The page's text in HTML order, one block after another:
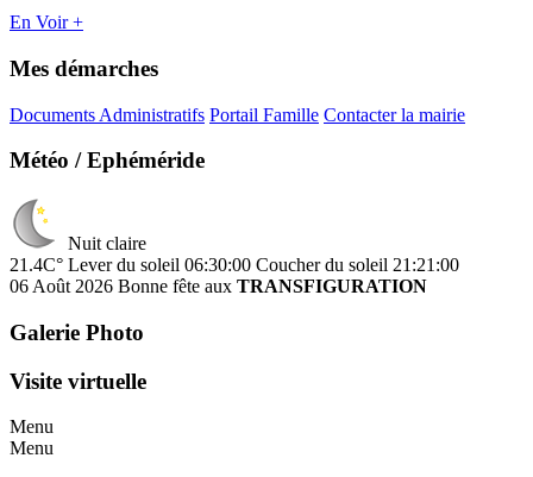
En Voir +
Mes démarches
Documents Administratifs Portail Famille Contacter la mairie
Météo / Ephéméride
Nuit claire
21.4C° Lever du soleil 06:30:00 Coucher du soleil 21:21:00
06 Août 2026 Bonne fête aux TRANSFIGURATION
Galerie Photo
Visite virtuelle
Menu
Menu